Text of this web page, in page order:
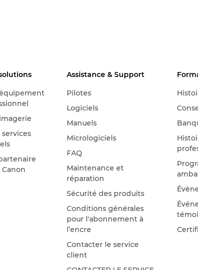
Assistance & Support
Pilotes
Logiciels
Manuels
Micrologiciels
FAQ
Maintenance et
réparation
Sécurité des produits
Conditions générales
pour l'abonnement à
l’encre
Contacter le service
client